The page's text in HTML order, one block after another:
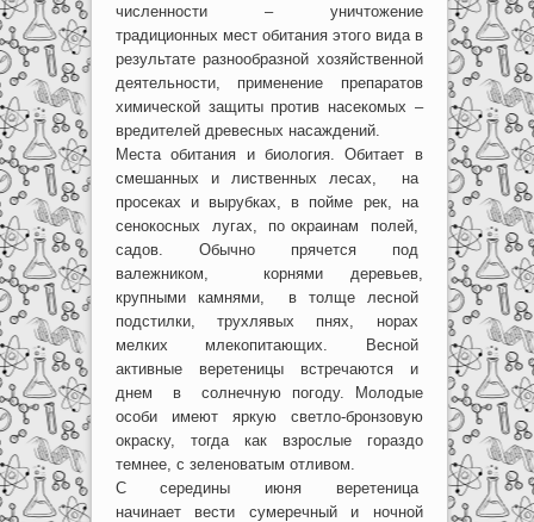
численности – уничтожение
традиционных мест обитания этого вида в
результате разнообразной хозяйственной
деятельности, применение препаратов
химической защиты против насекомых –
вредителей древесных насаждений.
Места обитания и биология. Обитает в
смешанных и лиственных лесах, на
просеках и вырубках, в пойме рек, на
сенокосных лугах, по окраинам полей,
садов. Обычно прячется под
валежником, корнями деревьев,
крупными камнями, в толще лесной
подстилки, трухлявых пнях, норах
мелких млекопитающих. Весной
активные веретеницы встречаются и
днем в солнечную погоду. Молодые
особи имеют яркую светло-бронзовую
окраску, тогда как взрослые гораздо
темнее, с зеленоватым отливом.
С середины июня веретеница
начинает вести сумеречный и ночной